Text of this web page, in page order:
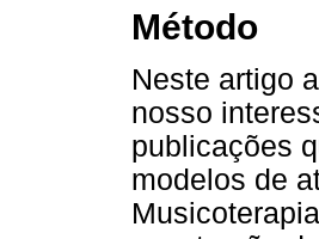
Método
Neste artigo
nosso
publicações
modelos de